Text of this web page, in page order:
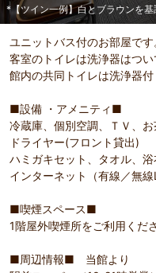
*【ツイン一例】白とブラウンを
ユニットバス付のお部屋です
客室のトイレは洗浄器はつい
館内の共同トイレは洗浄器付
■設備 ・アメニティ■
冷蔵庫、個別空調、ＴＶ、お
ドライヤー(フロント貸出)
ハミガキセット、タオル、浴
インターネット（有線／無線
■喫煙スペース■
1階屋外喫煙所をご利用くださ
■周辺情報■ 当館より
部屋詳細
*【ツイン一例】白とブ
囲気の洋室